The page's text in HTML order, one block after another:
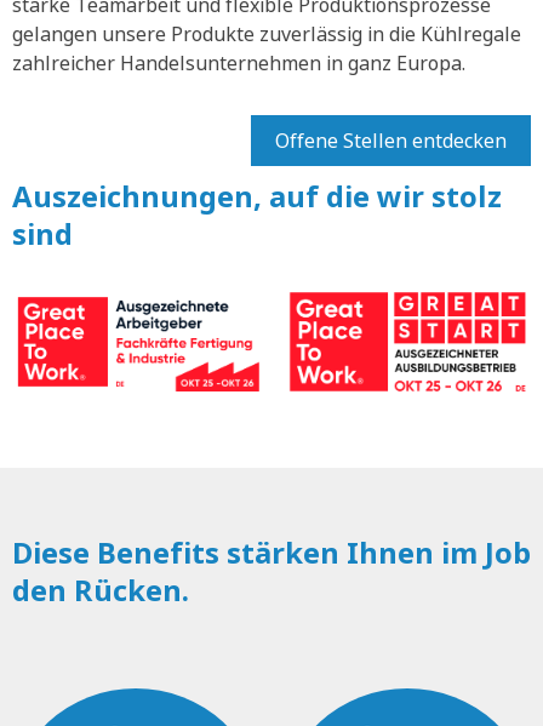
gelangen unsere Produkte zuverlässig in die Kühlregale
zahlreicher Handelsunternehmen in ganz Europa.
Offene Stellen entdecken
Auszeichnungen, auf die wir stolz
sind
Diese Benefits stärken Ihnen im Job
den Rücken.